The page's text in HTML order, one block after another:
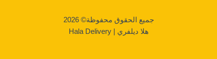
جميع الحقوق محفوظة© 2026
هلا ديلفري | Hala Delivery